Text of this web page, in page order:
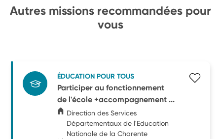
Autres missions recommandées pour
vous
ÉDUCATION POUR TOUS
Participer au fonctionnement
de l'école +accompagnement ...
Direction des Services
Départementaux de l'Education
Nationale de la Charente